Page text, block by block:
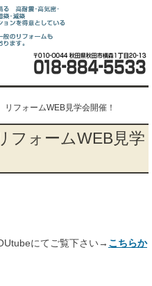
フォームWEB見学会開催！
ォームWEB見学
にてご覧下さい→ こちらか